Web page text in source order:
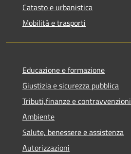
Catasto e urbanistica
Mobilità e trasporti
Educazione e formazione
Giustizia e sicurezza pubblica
Tributi,finanze e contravvenzioni
Ambiente
Salute, benessere e assistenza
Autorizzazioni